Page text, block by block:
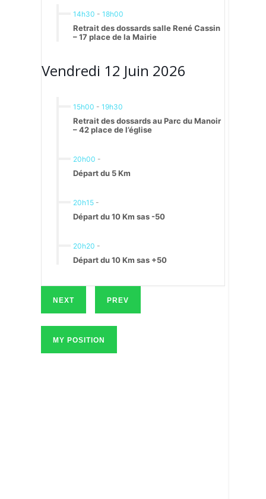
14h30 - 18h00
Retrait des dossards salle René Cassin
– 17 place de la Mairie
Vendredi 12 Juin 2026
15h00 - 19h30
Retrait des dossards au Parc du Manoir
– 42 place de l’église
20h00 -
Départ du 5 Km
20h15 -
Départ du 10 Km sas -50
20h20 -
Départ du 10 Km sas +50
NEXT PREV
MY POSITION